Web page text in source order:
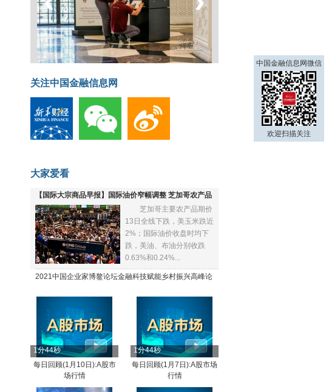
菲律宾：防疫降级
关注中国金融信息网
大家爱看
【国际大宗商品早报】国际油价窄幅调整 芝加哥农产品
全线下跌
芝加哥主要农产品期价
13日全线下跌，美玉米跌近
2%；国际油价收盘时均下
跌，美油、布油分别收跌
0.63%和0.24%...
2021中国企业家博鳌论坛金融科技赋能乡村振兴高峰论
1分44秒
每日回顾(1月10日):A股市
场行情
1分44秒
每日回顾(1月7日):A股市场
行情
中国金融信息网微信
欢迎扫描关注